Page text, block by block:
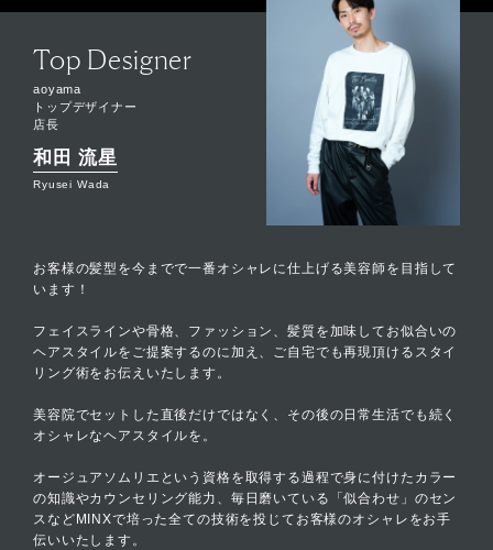
Top Designer
aoyama
トップデザイナー
店長
和田 流星
Ryusei Wada
お客様の髪型を今までで一番オシャレに仕上げる美容師を目指して
います！
フェイスラインや骨格、ファッション、髪質を加味してお似合いの
ヘアスタイルをご提案するのに加え、ご自宅でも再現頂けるスタイ
リング術をお伝えいたします。
美容院でセットした直後だけではなく、その後の日常生活でも続く
オシャレなヘアスタイルを。
オージュアソムリエという資格を取得する過程で身に付けたカラー
の知識やカウンセリング能力、毎日磨いている「似合わせ」のセン
スなどMINXで培った全ての技術を投じてお客様のオシャレをお手
伝いいたします。